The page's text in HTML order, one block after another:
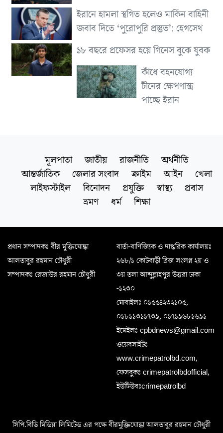
ইরানে হামলা স্থগিত হলেও মার্কিন বাহিনী
জবাব দিতে ‘পুরোপুরি প্রস্তুত’: হেগসেথ
১৮ বছরে প্রফেসর হয়ে গিনেস বুকে যুবক
কাঁধে বহনযোগ্য
চীনের ক্ষেপণাস্ত্র
পাচ্ছে ইরান
মূলপাতা জাতীয় রাজনীতি
অর্থনীতি
আন্তর্জাতিক
জেলার সংবাদ ক্রাইম আইন
খেলা
লাইফস্টাইল
বিনোদন প্রযুক্তি স্বাস্থ্য
প্রবাস
ভ্রমণ
ধর্ম শিক্ষা
প্রধান সম্পাদকঃ বীর মুক্তিযোদ্ধা
আলতাবুর রহমান চৌধুরী
সম্পাদকঃ রেজাউর রহমান চৌধুরী
বার্তা-বাণিজ্যিক ও দাপ্তরিক কার্যালয়ঃ
২৬৮/১ কোটবাড়ী ব্রিজ সংলগ্ন ২য় ও
৩য় তলা আব্দুল্লাহপুর উত্তরা ঢাকা
-১২৩০
মোবাইলঃ ০১৫৫৪২৩২১০৫,
০১৮১১৩১১৭৩৯, ০১৭১৯৬৮১৬৯১
ইমেইলঃ cpbdnews@gmail.com
ওয়েবসাইটঃ
www.crimepatrolbd.com,
ফেসবুকঃ crimepatrolbdofficial,
ইউটিউবঃcrimepatrolbd
সিপি.বিডি মিডিয়া লিমিটেড এর পক্ষে বীরমুক্তিযোদ্ধা আলতাবুর রহমান চৌধুরী